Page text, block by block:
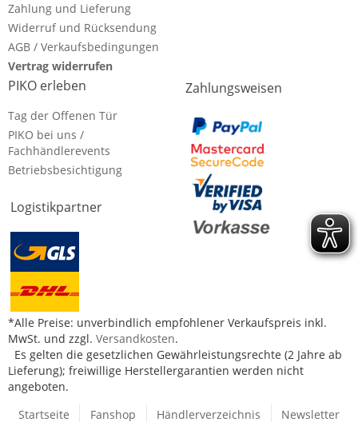
Zahlung und Lieferung
Widerruf und Rücksendung
AGB / Verkaufsbedingungen
Vertrag widerrufen
PIKO erleben
Tag der Offenen Tür
PIKO bei uns /
Fachhändlerevents
Betriebsbesichtigung
Logistikpartner
Zahlungsweisen
*Alle Preise: unverbindlich empfohlener Verkaufspreis inkl.
MwSt. und zzgl. Versandkosten.
Es gelten die gesetzlichen Gewährleistungsrechte (2 Jahre ab
Lieferung); freiwillige Herstellergarantien werden nicht
angeboten.
Startseite
Fanshop Händlerverzeichnis Newsletter